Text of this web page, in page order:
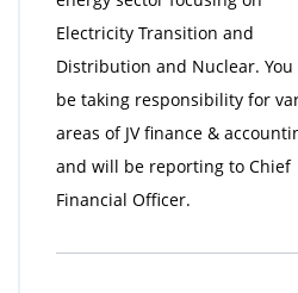
Electricity Transition and
Distribution and Nuclear. You
be taking responsibility for
areas of JV finance &
and will be reporting to Chief
Financial Officer.